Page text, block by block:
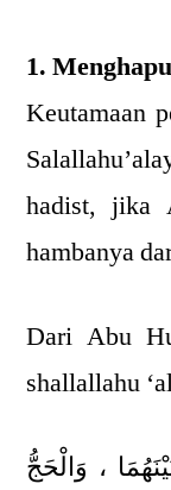
1.
Keutamaan
hadist, jika
hambanya
Dari Abu
shallallahu
، وَالْحَجُّ